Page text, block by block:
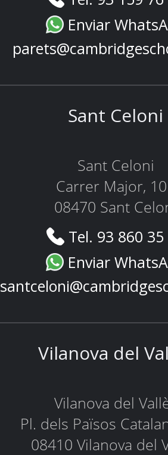
Enviar
Sant Celoni
Sant Celoni
Carrer Major,
08470 Sant
Tel. 93 860
Enviar
Vilanova del
Vilanova del
Pl. dels Països
08410 Vilanova del